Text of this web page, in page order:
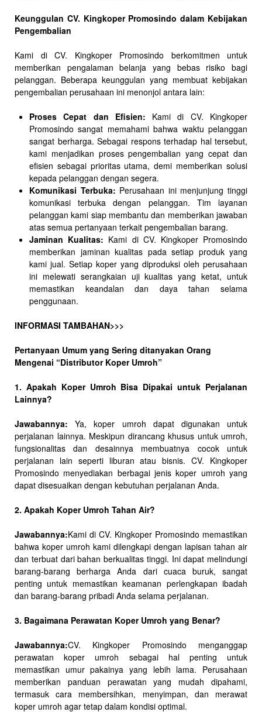
Keunggulan CV. Kingkoper Promosindo dalam Kebijakan
Pengembalian
Kami di CV. Kingkoper Promosindo berkomitmen untuk
memberikan pengalaman belanja yang bebas risiko bagi
pelanggan. Beberapa keunggulan yang membuat kebijakan
pengembalian perusahaan ini menonjol antara lain:
Proses Cepat dan Efisien: Kami di CV. Kingkoper
Promosindo sangat memahami bahwa waktu pelanggan
sangat berharga. Sebagai respons terhadap hal tersebut,
kami menjadikan proses pengembalian yang cepat dan
efisien sebagai prioritas utama, demi memberikan solusi
kepada pelanggan dengan segera.
Komunikasi Terbuka: Perusahaan ini menjunjung tinggi
komunikasi terbuka dengan pelanggan. Tim layanan
pelanggan kami siap membantu dan memberikan jawaban
atas semua pertanyaan terkait pengembalian barang.
Jaminan Kualitas: Kami di CV. Kingkoper Promosindo
memberikan jaminan kualitas pada setiap produk yang
kami jual. Setiap koper yang diproduksi oleh perusahaan
ini melewati serangkaian uji kualitas yang ketat, untuk
memastikan keandalan dan daya tahan selama
penggunaan.
INFORMASI TAMBAHAN>>>
Pertanyaan Umum yang Sering ditanyakan Orang
Mengenai “Distributor Koper Umroh”
1. Apakah Koper Umroh Bisa Dipakai untuk Perjalanan
Lainnya?
Jawabannya: Ya, koper umroh dapat digunakan untuk
perjalanan lainnya. Meskipun dirancang khusus untuk umroh,
fungsionalitas dan desainnya membuatnya cocok untuk
perjalanan lain seperti liburan atau bisnis. CV. Kingkoper
Promosindo menyediakan berbagai jenis koper umroh yang
dapat disesuaikan dengan kebutuhan perjalanan Anda.
2. Apakah Koper Umroh Tahan Air?
Jawabannya:Kami di CV. Kingkoper Promosindo memastikan
bahwa koper umroh kami dilengkapi dengan lapisan tahan air
dan terbuat dari bahan berkualitas tinggi. Ini dapat melindungi
barang-barang berharga Anda dari cuaca buruk, sangat
penting untuk memastikan keamanan perlengkapan ibadah
dan barang-barang pribadi Anda selama perjalanan.
3. Bagaimana Perawatan Koper Umroh yang Benar?
Jawabannya:CV. Kingkoper Promosindo menganggap
perawatan koper umroh sebagai hal penting untuk
memastikan umur pakainya yang lebih lama. Perusahaan
memberikan panduan perawatan yang mudah dipahami,
termasuk cara membersihkan, menyimpan, dan merawat
koper umroh agar tetap dalam kondisi optimal.